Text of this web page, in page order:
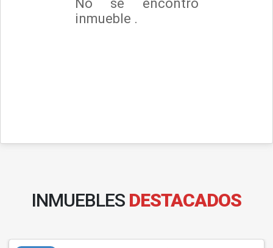
No se encontró
inmueble .
INMUEBLES DESTACADOS